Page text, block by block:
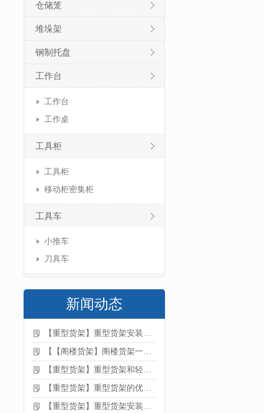
仓储笼
堆垛架
钢制托盘
工作台
工作台
工作桌
工具柜
工具柜
移动柜密集柜
工具车
小推车
刀具车
新闻动态
【重型货架】重型货架安装注意事项
【【阁楼货架】阁楼货架一般有哪些用途
【重型货架】重型货架和轻型货架的区别是什么
【重型货架】重型货架的优缺点
【重型货架】重型货架安装需要注意什么？